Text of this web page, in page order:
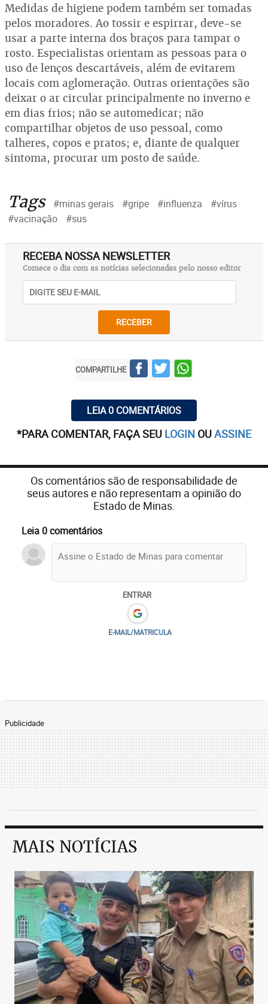
Medidas de higiene podem também ser tomadas
pelos moradores. Ao tossir e espirrar, deve-se
usar a parte interna dos braços para tampar o
rosto. Especialistas orientam as pessoas para o
uso de lenços descartáveis, além de evitarem
locais com aglomeração. Outras orientações são
deixar o ar circular principalmente no inverno e
em dias frios; não se automedicar; não
compartilhar objetos de uso pessoal, como
talheres, copos e pratos; e, diante de qualquer
sintoma, procurar um posto de saúde.
Tags #minas gerais #gripe #influenza
#vírus
#vacinação
#sus
RECEBA NOSSA NEWSLETTER
Comece o dia com as notícias selecionadas pelo nosso editor
RECEBER
COMPARTILHE
LEIA 0 COMENTÁRIOS
*PARA COMENTAR, FAÇA SEU LOGIN OUASSINE
Os comentários são de responsabilidade de
seus autores e não representam a opinião do
Estado de Minas.
Leia 0 comentários
ENTRAR
E-MAIL/MATRICULA
Publicidade
MAIS NOTÍCIAS